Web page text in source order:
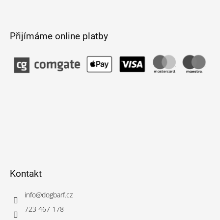
Přijímáme online platby
Kontakt
info@dogbarf.cz
723 467 178